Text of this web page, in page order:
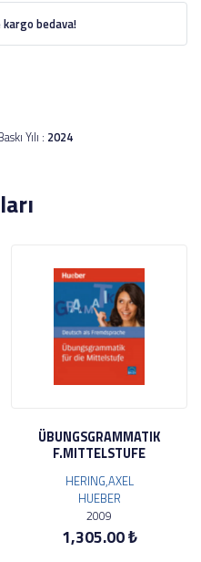
bedava!
Yılı : 2024
ÜBUNGSGRAMMATIK
F.MITTELSTUFE
HERING,AXEL
HUEBER
2009
1,305.00 ₺